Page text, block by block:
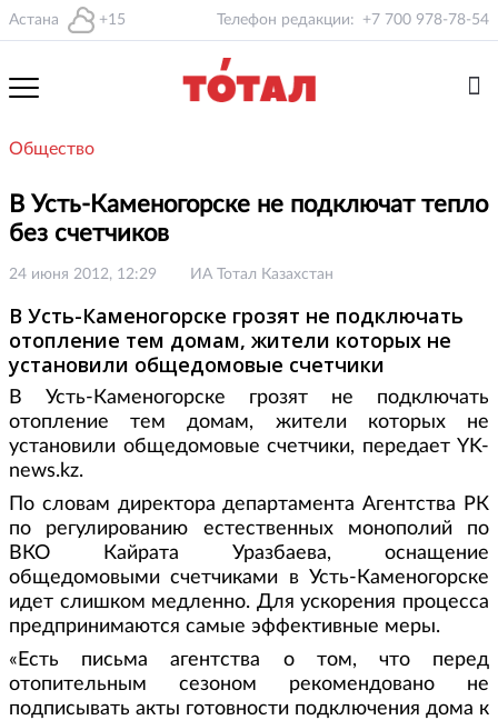
Астана +15 Телефон редакции: +7 700 978-78-54
Общество
В Усть-Каменогорске не подключат тепло
без счетчиков
24 июня 2012, 12:29 ИА Тотал Казахстан
В Усть-Каменогорске грозят не подключать
отопление тем домам, жители которых не
установили общедомовые счетчики
В Усть-Каменогорске грозят не подключать
отопление тем домам, жители которых не
установили общедомовые счетчики, передает YK-
news.kz.
По словам директора департамента Агентства РК
по регулированию естественных монополий по
ВКО Кайрата Уразбаева, оснащение
общедомовыми счетчиками в Усть-Каменогорске
идет слишком медленно. Для ускорения процесса
предпринимаются самые эффективные меры.
«Есть письма агентства о том, что перед
отопительным сезоном рекомендовано не
подписывать акты готовности подключения дома к